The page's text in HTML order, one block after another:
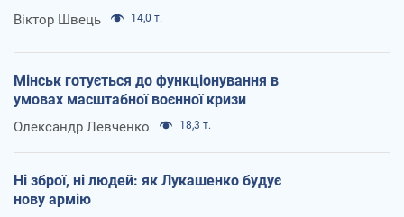
Віктор Швець 14,0 т.
Мінськ готується до функціонування в
умовах масштабної воєнної кризи
Олександр Левченко 18,3 т.
Ні зброї, ні людей: як Лукашенко будує
нову армію